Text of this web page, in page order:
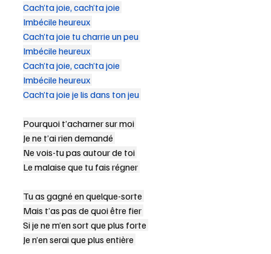
Cach’ta joie, cach’ta joie
Imbécile heureux
Cach’ta joie tu charrie un peu
Imbécile heureux
Cach’ta joie, cach’ta joie
Imbécile heureux
Cach’ta joie je lis dans ton jeu
Pourquoi t’acharner sur moi
Je ne t’ai rien demandé
Ne vois-tu pas autour de toi
Le malaise que tu fais régner
Tu as gagné en quelque-sorte
Mais t’as pas de quoi être fier
Si je ne m’en sort que plus forte
Je n’en serai que plus entière